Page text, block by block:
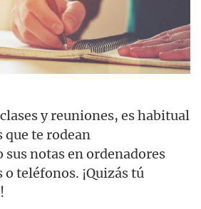
y reuniones, es habitual
que te rodean
notas en ordenadores
teléfonos. ¡Quizás tú